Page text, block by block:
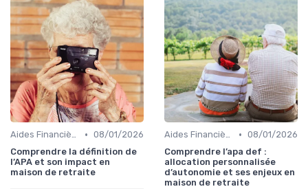
Aides Financières et Subventions • 08/01/2026
Comprendre la définition de
l’APA et son impact en
maison de retraite
Aides Financières et Subventions • 08/01/2026
Comprendre l’apa def :
allocation personnalisée
d’autonomie et ses enjeux en
maison de retraite